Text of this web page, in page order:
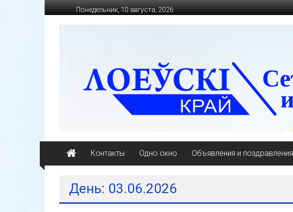
к
содержимому
Понедельник, 10 августа, 2026
массово-
политическая
Контакты Одно окно Объявления и поздравления
День: 03.06.2026